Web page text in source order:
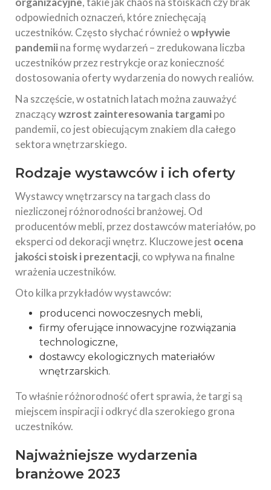
odpowiednich oznaczeń, które zniechęcają
uczestników. Często słychać również owpływie
pandemiina formę wydarzeń – zredukowana liczba
uczestników przez restrykcje oraz konieczność
dostosowania oferty wydarzenia do nowych realiów.
Na szczęście, w ostatnich latach można zauważyć
znaczącywzrost zainteresowania targamipo
pandemii, co jest obiecującym znakiem dla całego
sektora wnętrzarskiego.
Rodzaje wystawców i ich oferty
Wystawcy wnętrzarscy na targach class do
niezliczonej różnorodności branżowej. Od
producentów mebli, przez dostawców materiałów, po
eksperci od dekoracji wnętrz. Kluczowe jest ocena
jakości stoisk i prezentacji, co wpływa na finalne
wrażenia uczestników.
Oto kilka przykładów wystawców:
producenci nowoczesnych mebli,
firmy oferujące innowacyjne rozwiązania
technologiczne,
dostawcy ekologicznych materiałów
wnętrzarskich.
To właśnie różnorodność ofert sprawia, że targi są
miejscem inspiracji i odkryć dla szerokiego grona
uczestników.
Najważniejsze wydarzenia
branżowe 2023